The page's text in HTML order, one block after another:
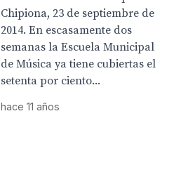
Chipiona, 23 de septiembre de
2014. En escasamente dos
semanas la Escuela Municipal
de Música ya tiene cubiertas el
setenta por ciento...
hace 11 años